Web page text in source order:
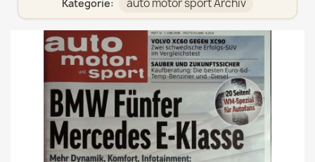
Kategorie: auto motor sport Archiv